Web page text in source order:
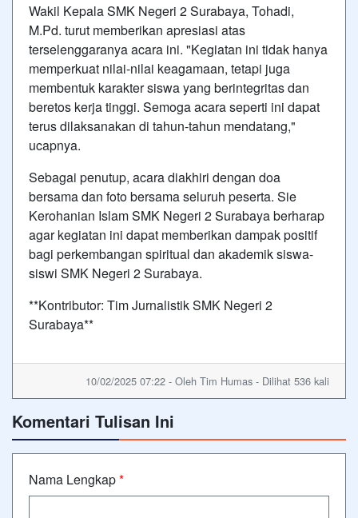
Wakil Kepala SMK Negeri 2 Surabaya, Tohadi,
M.Pd. turut memberikan apresiasi atas
terselenggaranya acara ini. "Kegiatan ini tidak hanya
memperkuat nilai-nilai keagamaan, tetapi juga
membentuk karakter siswa yang berintegritas dan
beretos kerja tinggi. Semoga acara seperti ini dapat
terus dilaksanakan di tahun-tahun mendatang,"
ucapnya.
Sebagai penutup, acara diakhiri dengan doa
bersama dan foto bersama seluruh peserta. Sie
Kerohanian Islam SMK Negeri 2 Surabaya berharap
agar kegiatan ini dapat memberikan dampak positif
bagi perkembangan spiritual dan akademik siswa-
siswi SMK Negeri 2 Surabaya.
**Kontributor: Tim Jurnalistik SMK Negeri 2
Surabaya**
10/02/2025 07:22 - Oleh Tim Humas - Dilihat 536 kali
Komentari Tulisan Ini
Nama Lengkap*